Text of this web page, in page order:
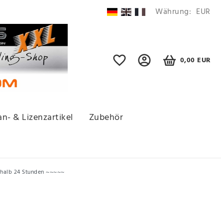
Währung: EUR
0,00 EUR
& Lizenzartikel
Zubehör
24 Stunden ~~~~~